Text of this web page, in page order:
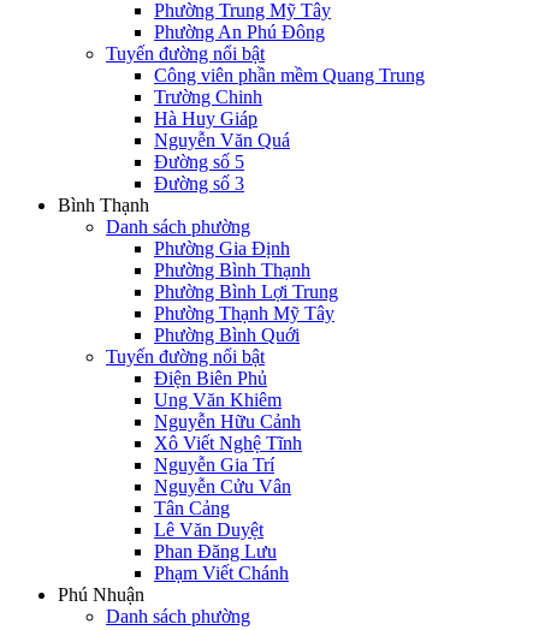
Phường Trung Mỹ Tây
Phường An Phú Đông
Tuyến đường nổi bật
Công viên phần mềm Quang Trung
Trường Chinh
Hà Huy Giáp
Nguyễn Văn Quá
Đường số 5
Đường số 3
Bình Thạnh
Danh sách phường
Phường Gia Định
Phường Bình Thạnh
Phường Bình Lợi Trung
Phường Thạnh Mỹ Tây
Phường Bình Quới
Tuyến đường nổi bật
Điện Biên Phủ
Ung Văn Khiêm
Nguyễn Hữu Cảnh
Xô Viết Nghệ Tĩnh
Nguyễn Gia Trí
Nguyễn Cửu Vân
Tân Cảng
Lê Văn Duyệt
Phan Đăng Lưu
Phạm Viết Chánh
Phú Nhuận
Danh sách phường